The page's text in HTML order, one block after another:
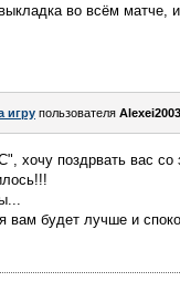
во всём матче,
игру пользователя Alexei2003
хочу поздрвать вас
будет лучше и